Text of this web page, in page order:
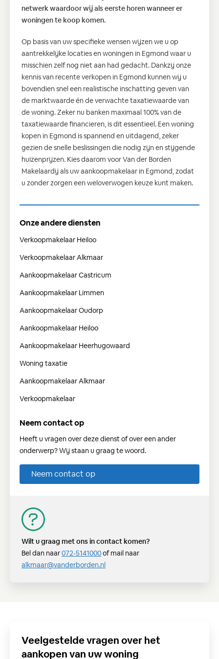
netwerk waardoor wij als eerste horen wanneer er
woningen te koop komen.
Op basis van uw specifieke wensen wijzen we u op
aantrekkelijke locaties en woningen in Egmond waar u
misschien zelf nog niet aan had gedacht. Dankzij onze
kennis van recente verkopen in Egmond kunnen wij u
bovendien snel een realistische inschatting geven van
de marktwaarde én de verwachte taxatiewaarde van
de woning. Zeker nu banken maximaal 100% van de
taxatiewaarde financieren, is dit essentieel. Een woning
kopen in Egmond is spannend en uitdagend, zeker
gezien de snelle beslissingen die nodig zijn en stijgende
huizenprijzen. Kies daarom voor Van der Borden
Makelaardij als uw aankoopmakelaar in Egmond, zodat
u zonder zorgen een weloverwogen keuze kunt maken.
Onze andere diensten
Verkoopmakelaar Heiloo
Verkoopmakelaar Alkmaar
Aankoopmakelaar Castricum
Aankoopmakelaar Limmen
Aankoopmakelaar Oudorp
Aankoopmakelaar Heiloo
Aankoopmakelaar Heerhugowaard
Woning taxatie
Aankoopmakelaar Alkmaar
Verkoopmakelaar
Neem contact op
Heeft u vragen over deze dienst of over een ander
onderwerp? Wij staan u graag te woord.
Neem contact op
Wilt u graag met ons in contact komen?
Bel dan naar072-5141000of mail naar
alkmaar@vanderborden.nl
Veelgestelde vragen over het
aankopen van uw woning